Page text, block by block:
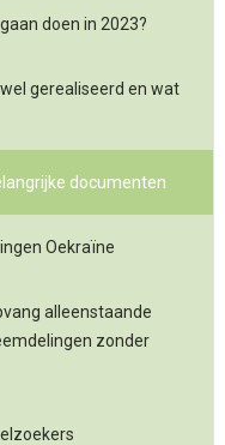
doen in 2023?
gerealiseerd en wat
documenten
Oekraïne
alleenstaande
zonder